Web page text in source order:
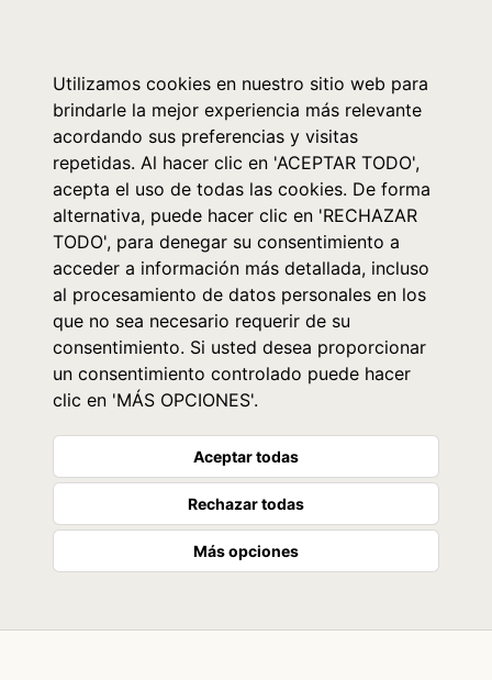
Utilizamos cookies en nuestro sitio web para
brindarle la mejor experiencia más relevante
acordando sus preferencias y visitas
repetidas. Al hacer clic en 'ACEPTAR TODO',
acepta el uso de todas las cookies. De forma
alternativa, puede hacer clic en 'RECHAZAR
TODO', para denegar su consentimiento a
acceder a información más detallada, incluso
al procesamiento de datos personales en los
que no sea necesario requerir de su
consentimiento. Si usted desea proporcionar
un consentimiento controlado puede hacer
clic en 'MÁS OPCIONES'.
Aceptar todas
Rechazar todas
Más opciones